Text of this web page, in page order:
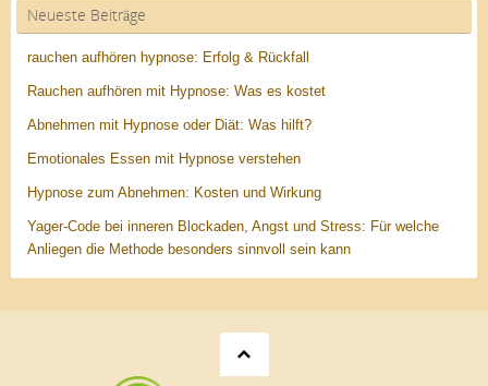
Neueste Beiträge
rauchen aufhören hypnose: Erfolg & Rückfall
Rauchen aufhören mit Hypnose: Was es kostet
Abnehmen mit Hypnose oder Diät: Was hilft?
Emotionales Essen mit Hypnose verstehen
Hypnose zum Abnehmen: Kosten und Wirkung
Yager-Code bei inneren Blockaden, Angst und Stress: Für welche
Anliegen die Methode besonders sinnvoll sein kann